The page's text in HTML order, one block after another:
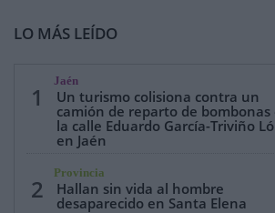
LO MÁS LEÍDO
1
Jaén
Un turismo colisiona contra un
camión de reparto de bombonas
la calle Eduardo García-Triviño
en Jaén
2
Provincia
Hallan sin vida al hombre
desaparecido en Santa Elena